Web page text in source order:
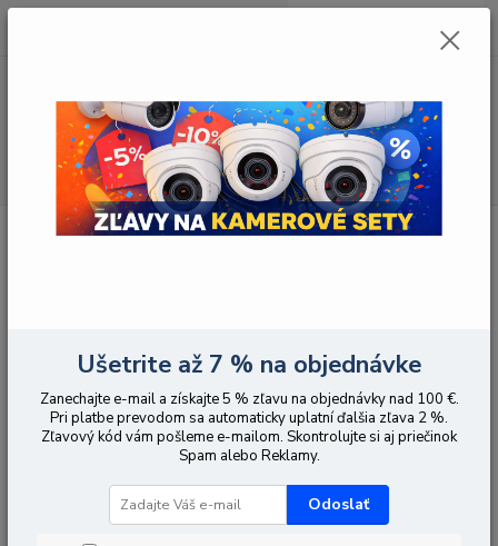
Menu
Hľadať
0,00 EUR
Napájanie Napájanie 12 V So zástrčkou, exteriérové
So zástrčkou, exteriérové
Upresniť parametre
Zobrazujem 1-8 z 8
Ušetrite až 7 % na objednávke
Zanechajte e-mail a získajte 5 % zľavu na objednávky nad 100 €.
Pri platbe prevodom sa automaticky uplatní ďalšia zľava 2 %.
Zľavový kód vám pošleme e-mailom. Skontrolujte si aj priečinok
Spam alebo Reklamy.
Odoslať